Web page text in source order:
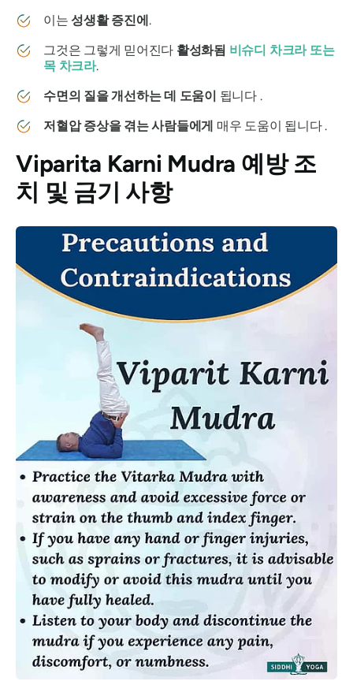
이는 성생활 증진에.
그것은 그렇게 믿어진다 활성화됨 비슈디 차크라 또는
목 차크라.
수면의 질을 개선하는 데 도움이 됩니다 .
저혈압 증상을 겪는 사람들에게 매우 도움이 됩니다 .
Viparita Karni Mudra 예방 조
치 및 금기 사항